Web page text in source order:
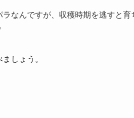
なんですが、収穫時期を逃すと
しょう。